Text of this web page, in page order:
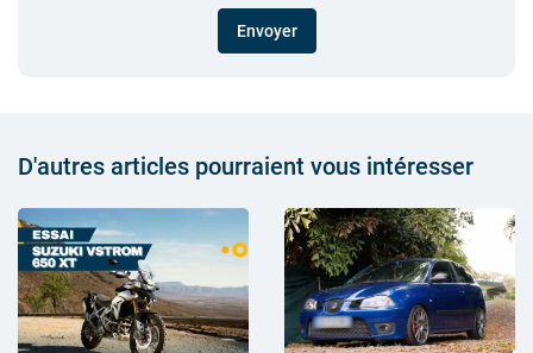
Envoyer
D'autres articles pourraient vous intéresser